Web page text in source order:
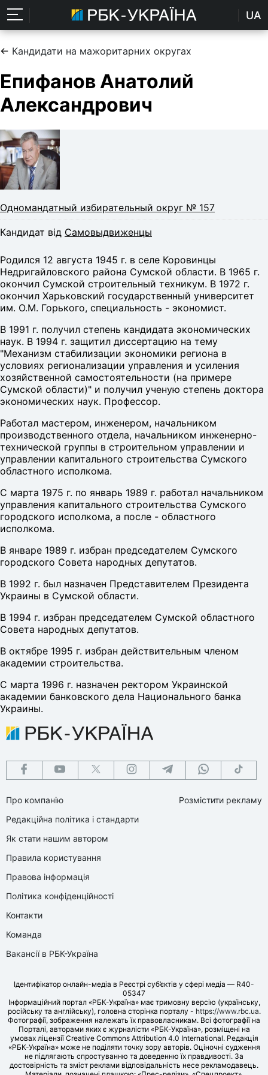
UA
← Кандидати на мажоритарних округах
Епифанов Анатолий
Александрович
Одномандатный избирательный округ № 157
Кандидат від Самовыдвиженцы
Родился 12 августа 1945 г. в селе Коровинцы
Недригайловского района Сумской области. В 1965 г.
окончил Сумской строительный техникум. В 1972 г.
окончил Харьковский государственный университет
им. О.М. Горького, специальность - экономист.
В 1991 г. получил степень кандидата экономических
наук. В 1994 г. защитил диссертацию на тему
"Механизм стабилизации экономики региона в
условиях регионализации управления и усиления
хозяйственной самостоятельности (на примере
Сумской области)" и получил ученую степень доктора
экономических наук. Профессор.
Работал мастером, инженером, начальником
производственного отдела, начальником инженерно-
технической группы в строительном управлении и
управлении капитального строительства Сумского
областного исполкома.
С марта 1975 г. по январь 1989 г. работал начальником
управления капитального строительства Сумского
городского исполкома, а после - областного
исполкома.
В январе 1989 г. избран председателем Сумского
городского Совета народных депутатов.
В 1992 г. был назначен Представителем Президента
Украины в Сумской области.
В 1994 г. избран председателем Сумской областного
Совета народных депутатов.
В октябре 1995 г. избран действительным членом
академии строительства.
С марта 1996 г. назначен ректором Украинской
академии банковского дела Национального банка
Украины.
Про компанію
Редакційна політика і стандарти
Як стати нашим автором
Правила користування
Правова інформація
Політика конфіденційності
Контакти
Команда
Вакансії в РБК-Україна
Розмістити рекламу
Ідентифікатор онлайн-медіа в Реєстрі суб’єктів у сфері медіа — R40-
05347
Інформаційний портал «РБК-Україна» має тримовну версію (українську,
російську та англійську), головна сторінка порталу - https://www.rbc.ua.
Фотографії, зображення належать їх правовласникам. Всі фотографії на
Порталі, авторами яких є журналісти «РБК-Україна», розміщені на
умовах ліцензії Creative Commons Attribution 4.0 International. Редакція
«РБК-Україна» може не поділяти точку зору авторів. Оціночні судження
не підлягають спростуванню та доведенню їх правдивості. За
достовірність та зміст реклами відповідальність несе рекламодавець.